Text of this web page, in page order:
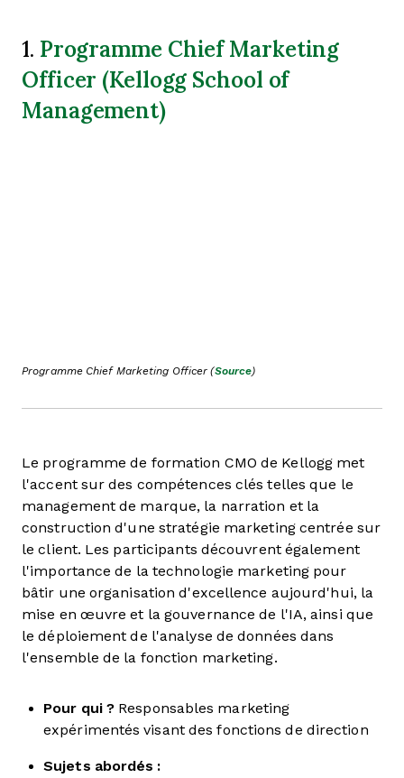
1. Programme Chief Marketing
Officer (Kellogg School of
Management)
Programme Chief Marketing Officer (Source)
Le programme de formation CMO de Kellogg met
l'accent sur des compétences clés telles que le
management de marque, la narration et la
construction d'une stratégie marketing centrée sur
le client. Les participants découvrent également
l'importance de la technologie marketing pour
bâtir une organisation d'excellence aujourd'hui, la
mise en œuvre et la gouvernance de l'IA, ainsi que
le déploiement de l'analyse de données dans
l'ensemble de la fonction marketing.
Pour qui ? Responsables marketing
expérimentés visant des fonctions de direction
Sujets abordés :